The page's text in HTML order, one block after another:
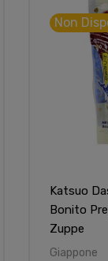
Katsuo
Bonito
Zuppe
Giappone
Non